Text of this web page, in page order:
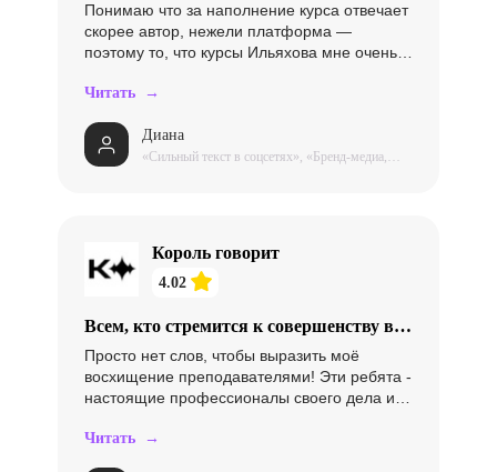
Понимаю что за наполнение курса отвечает
скорее автор, нежели платформа —
поэтому то, что курсы Ильяхова мне очень
касается платформу — кайф в том, что
конспектами, простые тесты —для
мобильного формата супер. Но на
Читать →
Диана
«Сильный текст в соцсетях», «Бренд-медиа,
Король говорит
4.02
Всем, кто стремится к совершенству в
ораторском искусстве,
Просто нет слов, чтобы выразить моё
восхищение преподавателями! Эти ребята -
настоящие профессионалы своего дела и
каждым домашним заданием я чувствовал
Читать →